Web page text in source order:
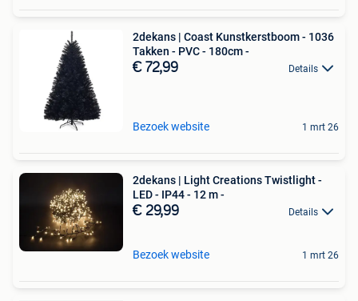
2dekans | Coast Kunstkerstboom - 1036
Takken - PVC - 180cm -
€ 72,99 Details
Bezoek website 1 mrt 26
2dekans | Light Creations Twistlight -
LED - IP44 - 12 m -
€ 29,99 Details
Bezoek website 1 mrt 26